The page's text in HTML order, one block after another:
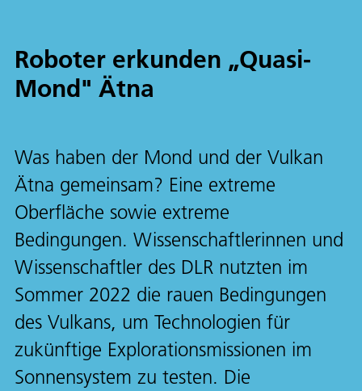
Roboter erkunden „Quasi-
Mond" Ätna
Was haben der Mond und der Vulkan
Ätna gemeinsam? Eine extreme
Oberfläche sowie extreme
Bedingungen. Wissenschaftlerinnen und
Wissenschaftler des DLR nutzten im
Sommer 2022 die rauen Bedingungen
des Vulkans, um Technologien für
zukünftige Explorationsmissionen im
Sonnensystem zu testen. Die